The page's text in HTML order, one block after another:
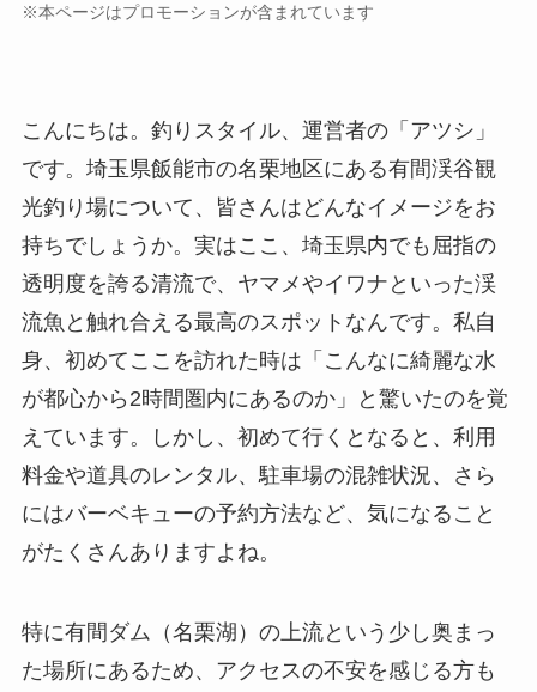
※本ページはプロモーションが含まれています
こんにちは。釣りスタイル、運営者の「アツシ」
です。埼玉県飯能市の名栗地区にある有間渓谷観
光釣り場について、皆さんはどんなイメージをお
持ちでしょうか。実はここ、埼玉県内でも屈指の
透明度を誇る清流で、ヤマメやイワナといった渓
流魚と触れ合える最高のスポットなんです。私自
身、初めてここを訪れた時は「こんなに綺麗な水
が都心から2時間圏内にあるのか」と驚いたのを覚
えています。しかし、初めて行くとなると、利用
料金や道具のレンタル、駐車場の混雑状況、さら
にはバーベキューの予約方法など、気になること
がたくさんありますよね。
特に有間ダム（名栗湖）の上流という少し奥まっ
た場所にあるため、アクセスの不安を感じる方も